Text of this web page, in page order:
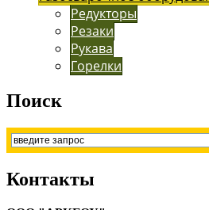
Редукторы
Резаки
Рукава
Горелки
Поиск
Контакты